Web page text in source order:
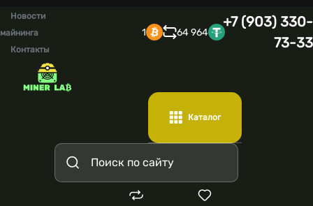
Новости
майнинга
Контакты
1 64 964
+7 (903) 330-
73-33
Каталог